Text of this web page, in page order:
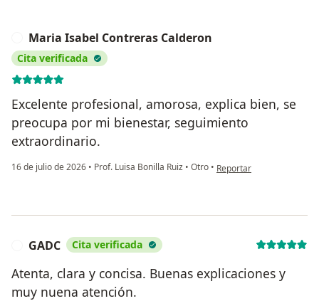
Maria Isabel Contreras Calderon
Cita verificada
Excelente profesional, amorosa, explica bien, se
preocupa por mi bienestar, seguimiento
extraordinario.
16 de julio de 2026 • Prof. Luisa Bonilla Ruiz • Otro • en opinión del usuario
Reportar
GADC Cita verificada
Atenta, clara y concisa. Buenas explicaciones y
muy nuena atención.